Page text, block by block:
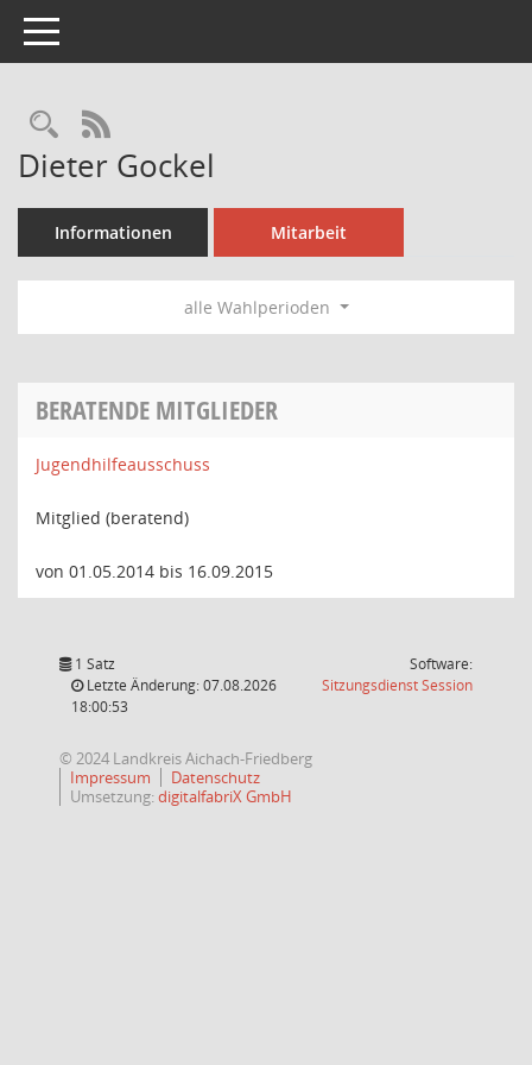
Toggle navigation
Rechercheauswahl
RSS-Feed
Dieter Gockel
Informationen Mitarbeit
alle Wahlperioden
BERATENDE MITGLIEDER
Jugendhilfeausschuss
Mitglied (beratend)
von 01.05.2014 bis 16.09.2015
1 Satz
Letzte Änderung: 07.08.2026
18:00:53
Software:
SitzungsdienstSession(Wird in
© 2024 Landkreis Aichach-Friedberg
Impressum
Datenschutz
Umsetzung:digitalfabriX GmbH